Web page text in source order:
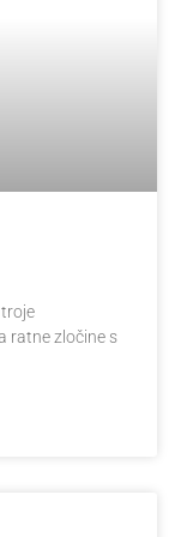
ratne zločine s